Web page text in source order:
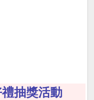
抽獎活動